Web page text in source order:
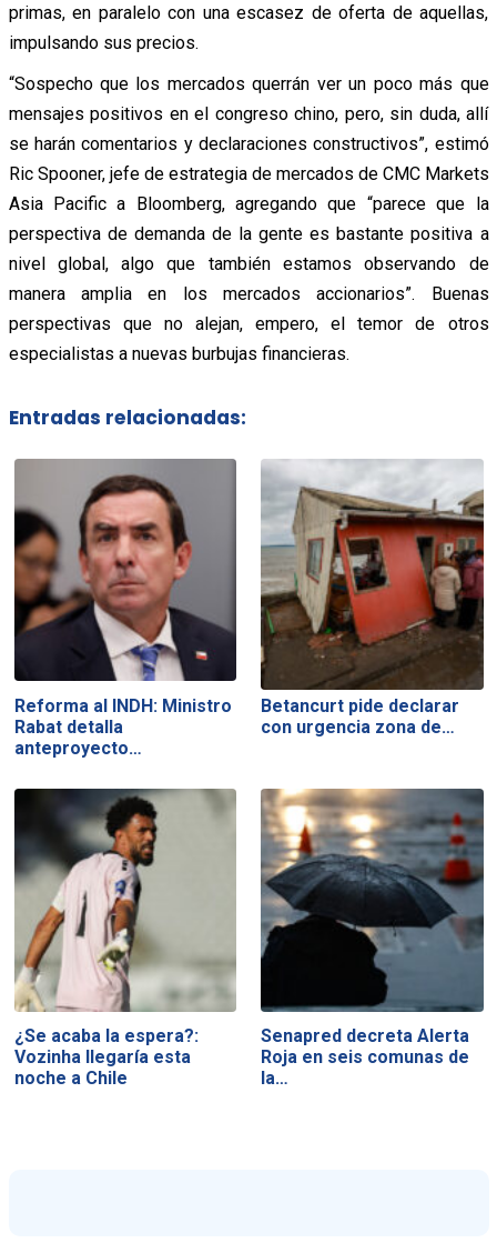
primas, en paralelo con una escasez de oferta de aquellas,
impulsando sus precios.
“Sospecho que los mercados querrán ver un poco más que
mensajes positivos en el congreso chino, pero, sin duda, allí
se harán comentarios y declaraciones constructivos”, estimó
Ric Spooner, jefe de estrategia de mercados de CMC Markets
Asia Pacific a Bloomberg, agregando que “parece que la
perspectiva de demanda de la gente es bastante positiva a
nivel global, algo que también estamos observando de
manera amplia en los mercados accionarios”. Buenas
perspectivas que no alejan, empero, el temor de otros
especialistas a nuevas burbujas financieras.
Entradas relacionadas:
Reforma al INDH: Ministro
Rabat detalla
anteproyecto…
Betancurt pide declarar
con urgencia zona de…
¿Se acaba la espera?:
Vozinha llegaría esta
noche a Chile
Senapred decreta Alerta
Roja en seis comunas de
la…